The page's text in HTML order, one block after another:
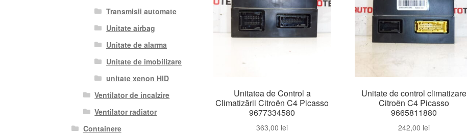
Unitatea de Control a
Climatizării Citroën C4 Picasso
9677334580
363,00 lei
Unitate de control climatizare
Citroën C4 Picasso
9665811880
242,00 lei
Transmisii automate
Unitate airbag
Unitate de alarma
Unitate de imobilizare
unitate xenon HID
Ventilator de incalzire
Ventilator radiator
Containere